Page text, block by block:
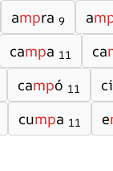
ampra 9 a
campa 11 ca
campó 11 ci
cumpa 11 e